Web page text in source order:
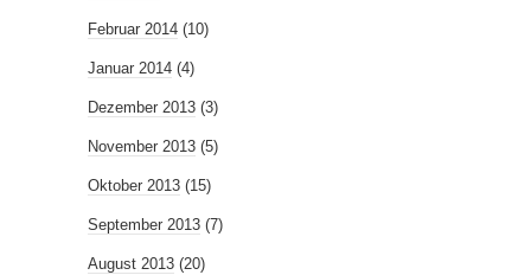
Februar 2014 (10)
Januar 2014 (4)
Dezember 2013 (3)
November 2013 (5)
Oktober 2013 (15)
September 2013 (7)
August 2013 (20)